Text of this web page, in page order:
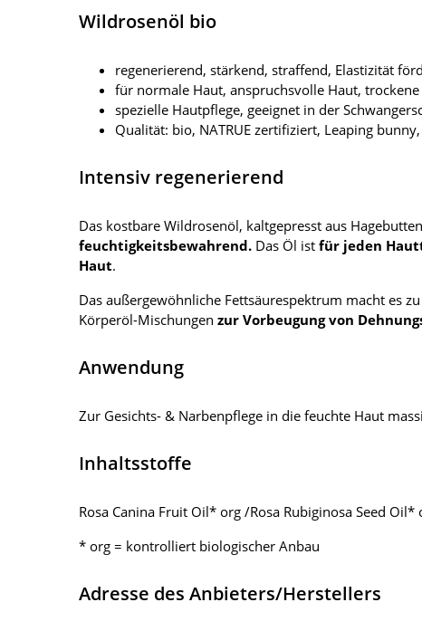
Wildrosenöl bio
regenerierend, stärkend, straffend, Elastizität
für normale Haut, anspruchsvolle Haut,
spezielle Hautpflege, geeignet in der
Qualität: bio, NATRUE zertifiziert, Leaping
Intensiv regenerierend
Das kostbare Wildrosenöl, kaltgepresst aus
feuchtigkeitsbewahrend. Das Öl ist für jeden
Haut.
Das außergewöhnliche Fettsäurespektrum macht es zu
Körperöl-Mischungen zur Vorbeugung von
Anwendung
Zur Gesichts- & Narbenpflege in die feuchte Haut
Inhaltsstoffe
Rosa Canina Fruit Oil* org /Rosa Rubiginosa Seed
* org = kontrolliert biologischer Anbau
Adresse des Anbieters/Herstellers